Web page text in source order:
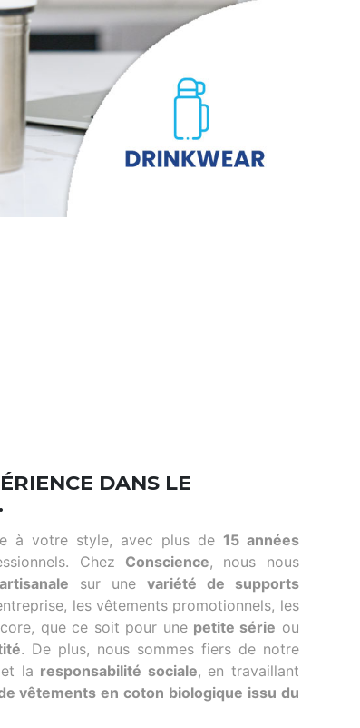
DANS LE
à votre style, avec plus de 15 années
Chez Conscience, nous nous
sur une variété de supports
les vêtements promotionnels, les
que ce soit pour une petite série ou
. De plus, nous sommes fiers de notre
et la responsabilité sociale, en travaillant
vêtements en coton biologique issu du